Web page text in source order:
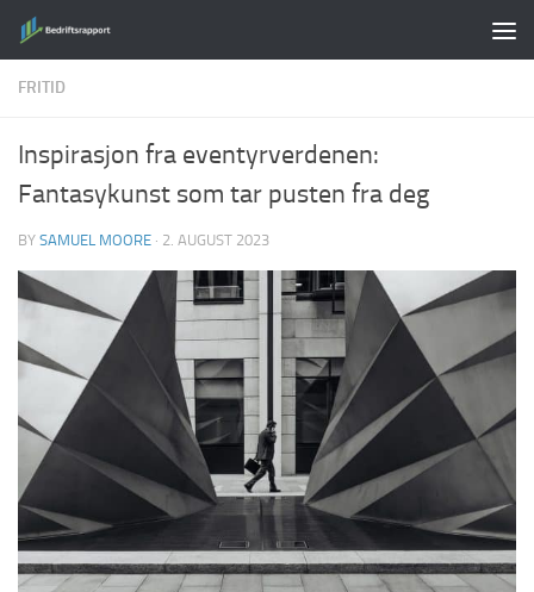
Skip to content
FRITID
Inspirasjon fra eventyrverdenen:
Fantasykunst som tar pusten fra deg
BY SAMUEL MOORE · 2. AUGUST 2023